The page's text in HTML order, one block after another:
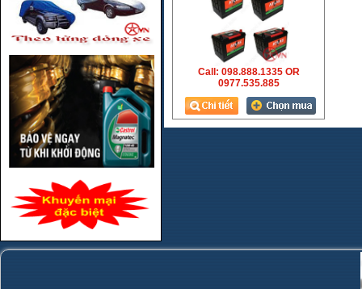
Call: 098.888.1335 OR
0977.535.885